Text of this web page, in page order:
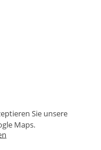
Sie unsere
Maps.